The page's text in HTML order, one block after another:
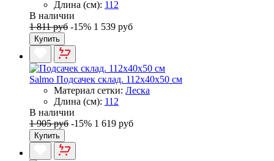
Длина (см): 112
В наличии
1 811 руб -15% 1 539 руб
Купить
Salmo Подсачек склад. 112x40x50 см
Материал сетки: Леска
Длина (см): 112
В наличии
1 905 руб -15% 1 619 руб
Купить